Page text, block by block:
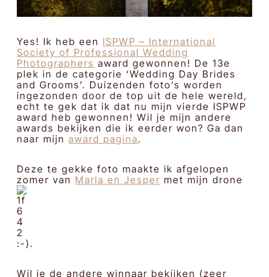
Yes! Ik heb een ISPWP – International
Society of Professional Wedding
Photographers award gewonnen! De 13e
plek in de categorie ‘Wedding Day Brides
and Grooms’. Duizenden foto’s worden
ingezonden door de top uit de hele wereld,
echt te gek dat ik dat nu mijn vierde ISPWP
award heb gewonnen! Wil je mijn andere
awards bekijken die ik eerder won? Ga dan
naar mijnaward pagina.
Deze te gekke foto maakte ik afgelopen
zomer van Marla en Jesper met mijn drone
:-) .
Wil je de andere winnaar bekijken (zeer